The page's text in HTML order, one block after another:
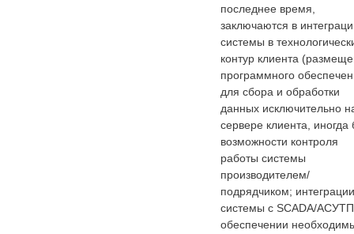
последнее время,
заключаются в
системы в
контур клиента
программного
для сбора и обработки
данных исключительно
сервере клиента, иногда
возможности контроля
работы системы
производителем/
подрядчиком; интеграции
системы с SCADA/
обеспечении